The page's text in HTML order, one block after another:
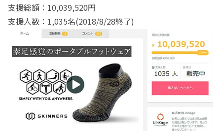
支援総額：10,039,520円
支援人数：1,035名(2018/8/28終了)